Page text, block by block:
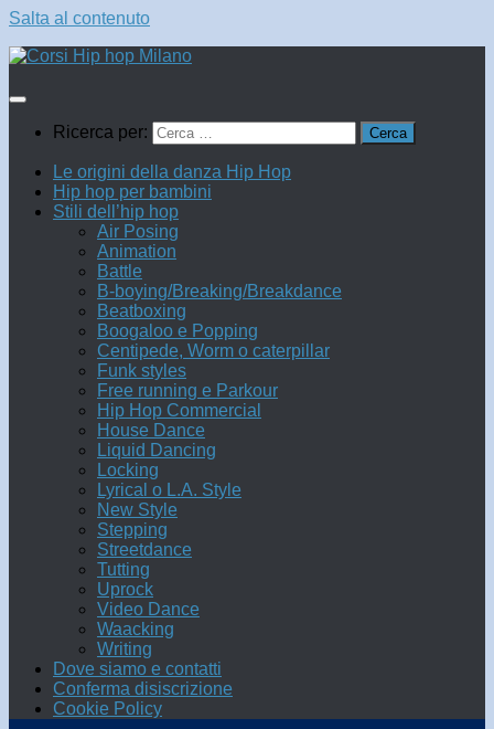
Salta al contenuto
Ricerca per:
Le origini della danza Hip Hop
Hip hop per bambini
Stili dell’hip hop
Air Posing
Animation
Battle
B-boying/Breaking/Breakdance
Beatboxing
Boogaloo e Popping
Centipede, Worm o caterpillar
Funk styles
Free running e Parkour
Hip Hop Commercial
House Dance
Liquid Dancing
Locking
Lyrical o L.A. Style
New Style
Stepping
Streetdance
Tutting
Uprock
Video Dance
Waacking
Writing
Dove siamo e contatti
Conferma disiscrizione
Cookie Policy